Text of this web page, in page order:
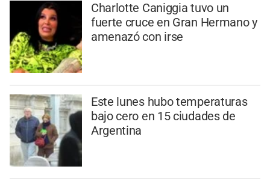
Charlotte Caniggia tuvo un
fuerte cruce en Gran Hermano y
amenazó con irse
Este lunes hubo temperaturas
bajo cero en 15 ciudades de
Argentina